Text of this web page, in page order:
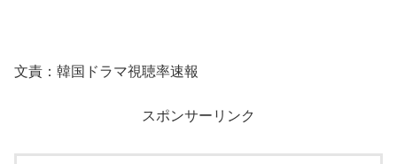
文責：韓国ドラマ視聴率速報
スポンサーリンク